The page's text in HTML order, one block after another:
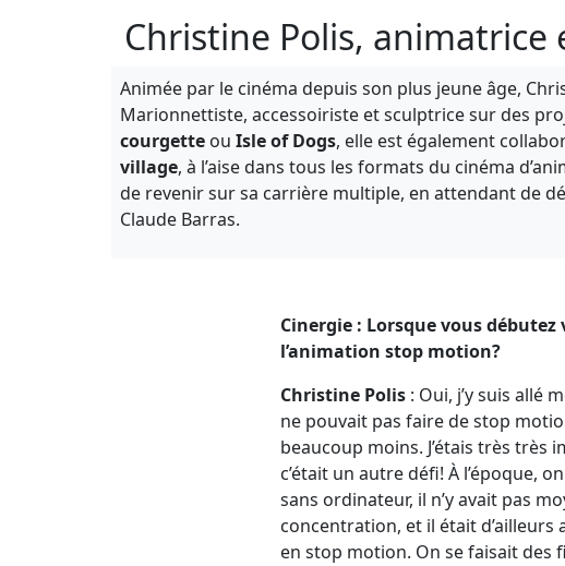
Christine Polis,
Animée par le cinéma depuis son plus jeune âge,
Marionnettiste, accessoiriste et sculptrice sur des
courgette ou Isle of Dogs, elle est également
village, à l’aise dans tous les formats du cinéma
de revenir sur sa carrière multiple, en attendant de
Claude Barras.
Cinergie : Lorsque vous débutez
l’animation stop motion?
Christine Polis: Oui, j’y suis allé
ne pouvait pas faire de stop
beaucoup moins. J’étais très
c’était un autre défi! À l’époque,
sans ordinateur, il n’y avait pas
concentration, et il était
en stop motion. On se faisait des